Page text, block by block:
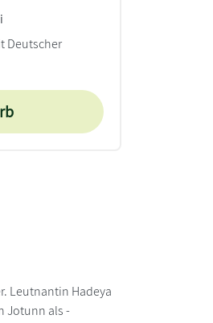
Deutscher
Leutnantin Hadeya
Jotunn als -